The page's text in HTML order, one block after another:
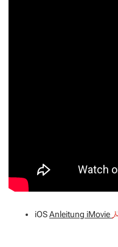
iOSAnleitung iMovie